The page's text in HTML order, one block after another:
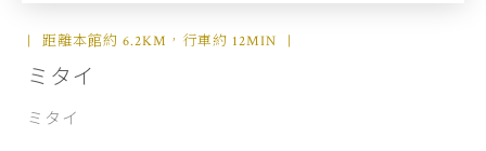
距離本館約 6.2KM，行車約 12MIN
ミタイ
ミタイ